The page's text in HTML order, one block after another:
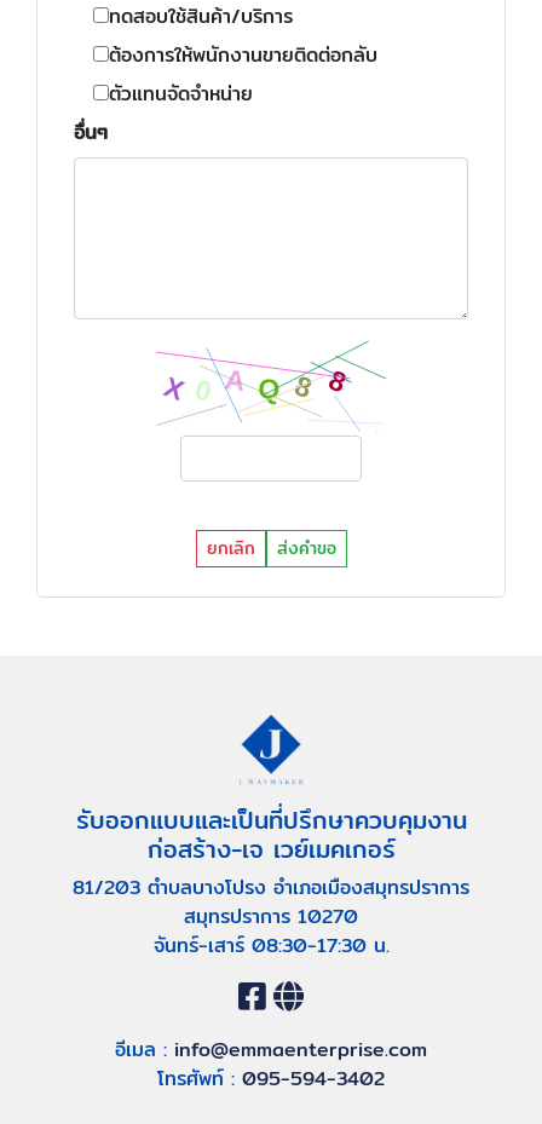
ทดสอบใช้สินค้า/บริการ
ต้องการให้พนักงานขายติดต่อกลับ
ตัวแทนจัดจำหน่าย
อื่นๆ
ยกเลิก ส่งคำขอ
รับออกแบบและเป็นที่ปรึกษาควบคุมงาน
ก่อสร้าง-เจ เวย์เมคเกอร์
81/203 ตำบลบางโปรง อำเภอเมืองสมุทรปราการ
สมุทรปราการ 10270
จันทร์-เสาร์ 08:30-17:30 น.
อีเมล : info@emmaenterprise.com
โทรศัพท์ : 095-594-3402